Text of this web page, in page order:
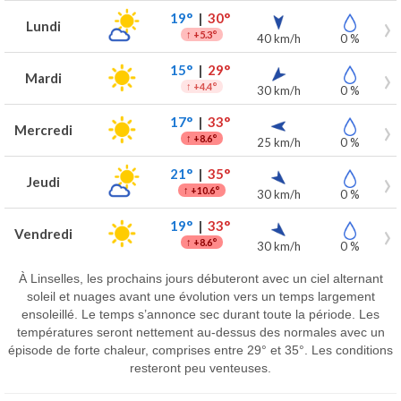
Lundi 19°| 30°
↑ +5.3° 40 km/h 0 %
Mardi 15°| 29°
↑ +4.4° 30 km/h 0 %
Mercredi 17°| 33°
↑ +8.6° 25 km/h 0 %
Jeudi 21°| 35°
↑ +10.6° 30 km/h 0 %
Vendredi 19°| 33°
↑ +8.6° 30 km/h 0 %
À Linselles, les prochains jours débuteront avec un ciel alternant
soleil et nuages avant une évolution vers un temps largement
ensoleillé. Le temps s’annonce sec durant toute la période. Les
températures seront nettement au-dessus des normales avec un
épisode de forte chaleur, comprises entre 29° et 35°. Les conditions
resteront peu venteuses.